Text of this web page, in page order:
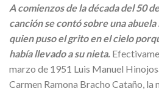
A comienzos de la década del 50
canción se contó sobre una abuela
quien puso el grito en el cielo
había llevado a su nieta.
marzo de 1951 Luis Manuel
Carmen Ramona Bracho Cataño, la